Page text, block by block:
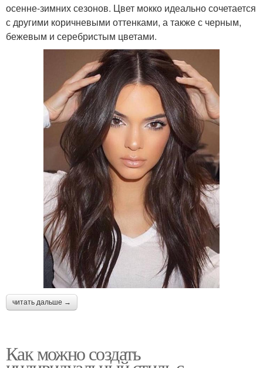
осенне-зимних сезонов. Цвет мокко идеально сочетается
с другими коричневыми оттенками, а также с черным,
бежевым и серебристым цветами.
читать дальше →
Как можно создать